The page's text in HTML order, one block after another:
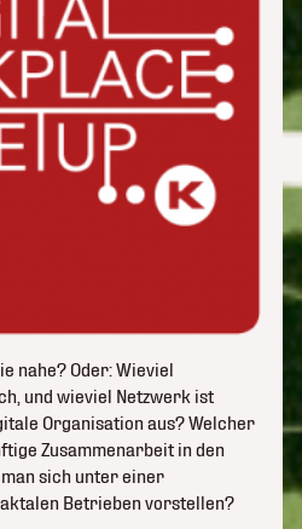
nahe? Oder: Wieviel
und wieviel Netzwerk ist
Organisation aus? Welcher
Zusammenarbeit in den
man sich unter einer
Betrieben vorstellen?